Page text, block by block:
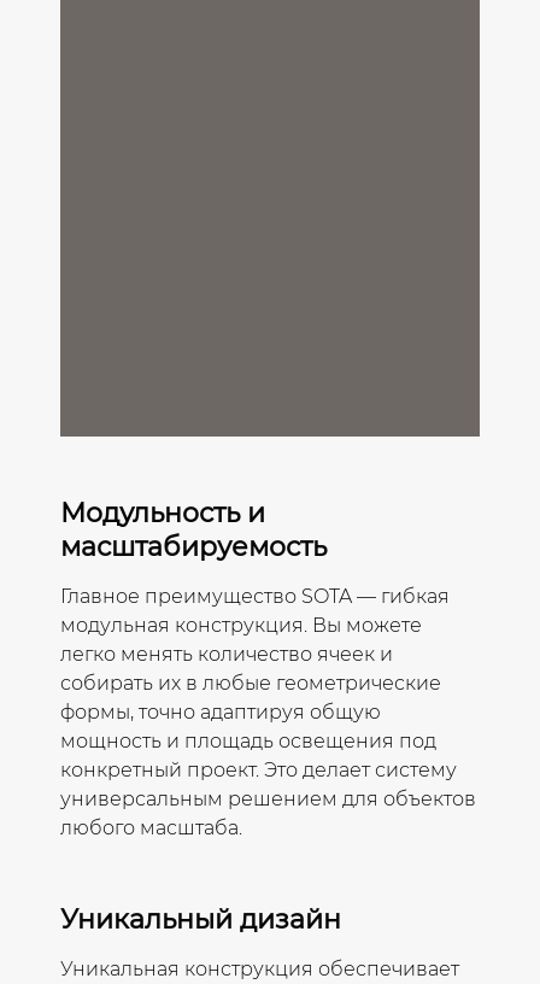
Модульность и
масштабируемость
Главное преимущество SOTA — гибкая
модульная конструкция. Вы можете
легко менять количество ячеек и
собирать их в любые геометрические
формы, точно адаптируя общую
мощность и площадь освещения под
конкретный проект. Это делает систему
универсальным решением для объектов
любого масштаба.
Уникальный дизайн
Уникальная конструкция обеспечивает